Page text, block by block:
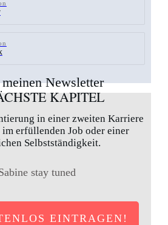
Newsletter
KAPITEL
in einer zweiten Karriere
erfüllenden Job oder einer
Selbstständigkeit.
EINTRAGEN!